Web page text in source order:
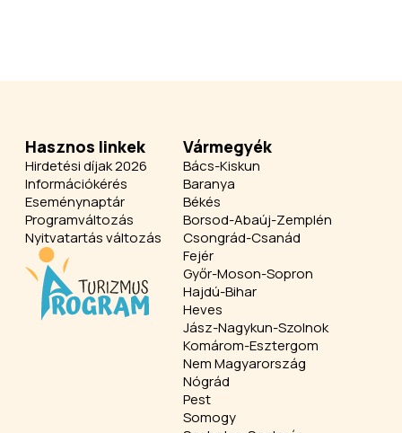
Hasznos linkek
Hirdetési díjak 2026
Információkérés
Eseménynaptár
Programváltozás
Nyitvatartás változás
Vármegyék
Bács-Kiskun
Baranya
Békés
Borsod-Abaúj-Zemplén
Csongrád-Csanád
Fejér
Győr-Moson-Sopron
Hajdú-Bihar
Heves
Jász-Nagykun-Szolnok
Komárom-Esztergom
Nem Magyarország
Nógrád
Pest
Somogy